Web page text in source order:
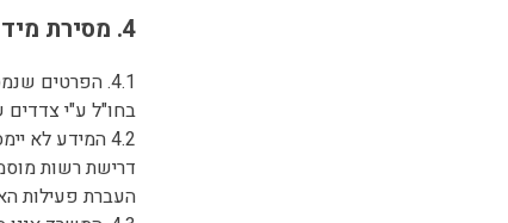
4. מסירת מידע לצדדים שלישיים
4.1. הפרטים
בחו"ל ע"י צדדים
4.2 המידע
דרישת רשות
העברת פעילות